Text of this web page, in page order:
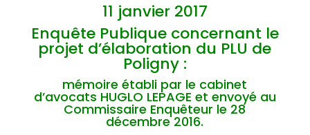
11 janvier 2017
Enquête Publique concernant le
projet d’élaboration du PLU de
Poligny :
mémoire établi par le cabinet
d’avocats HUGLO LEPAGE et envoyé au
Commissaire Enquêteur le 28
décembre 2016.